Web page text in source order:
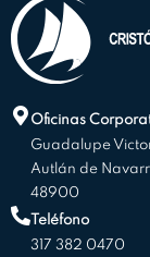
Oficinas
Guadalupe
Autlán de
48900
Teléfono
317 382 0470